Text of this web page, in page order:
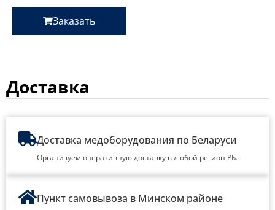
Заказать
Доставка
Доставка медоборудования по Беларуси
Организуем оперативную доставку в любой регион РБ.
Пункт самовывоза в Минском районе